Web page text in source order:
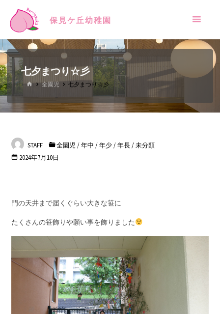
保見ケ丘幼稚園
七夕まつり☆彡
全園児 七夕まつり☆彡
STAFF 全園児 / 年中 / 年少 / 年長 / 未分類
2024年7月10日
門の天井まで届くぐらい大きな笹に
たくさんの笹飾りや願い事を飾りました